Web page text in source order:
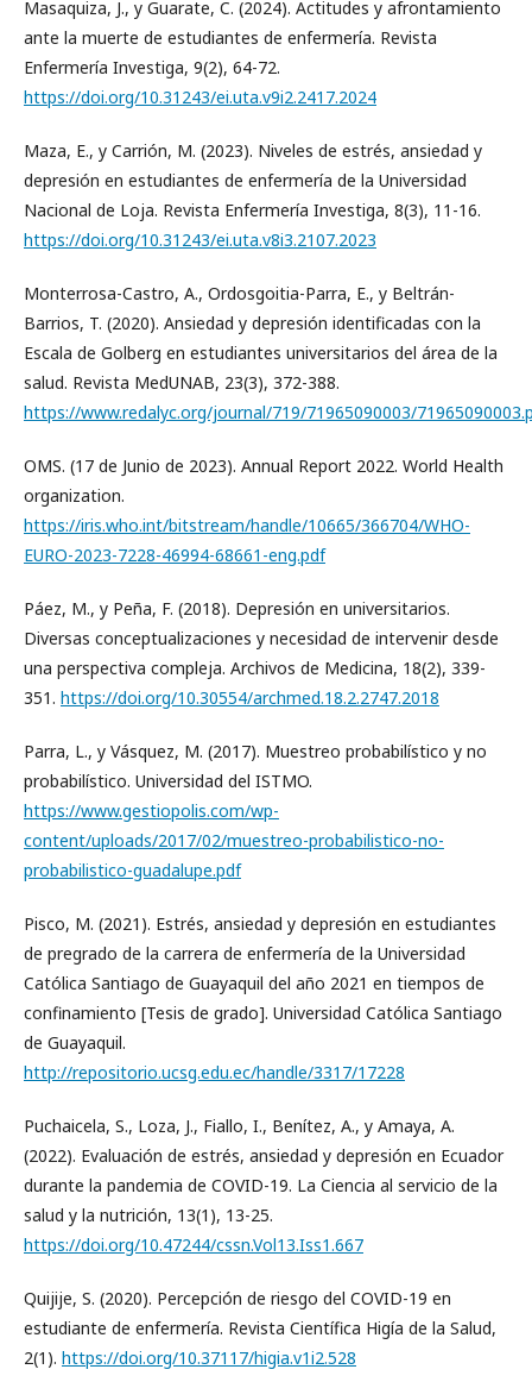
Masaquiza, J., y Guarate, C. (2024). Actitudes y afrontamiento
ante la muerte de estudiantes de enfermería. Revista
Enfermería Investiga, 9(2), 64-72.
https://doi.org/10.31243/ei.uta.v9i2.2417.2024
Maza, E., y Carrión, M. (2023). Niveles de estrés, ansiedad y
depresión en estudiantes de enfermería de la Universidad
Nacional de Loja. Revista Enfermería Investiga, 8(3), 11-16.
https://doi.org/10.31243/ei.uta.v8i3.2107.2023
Monterrosa-Castro, A., Ordosgoitia-Parra, E., y Beltrán-
Barrios, T. (2020). Ansiedad y depresión identificadas con la
Escala de Golberg en estudiantes universitarios del área de la
salud. Revista MedUNAB, 23(3), 372-388.
https://www.redalyc.org/journal/719/71965090003/
OMS. (17 de Junio de 2023). Annual Report 2022. World Health
organization.
https://iris.who.int/bitstream/handle/10665/366704/WHO-
EURO-2023-7228-46994-68661-eng.pdf
Páez, M., y Peña, F. (2018). Depresión en universitarios.
Diversas conceptualizaciones y necesidad de intervenir desde
una perspectiva compleja. Archivos de Medicina, 18(2), 339-
351. https://doi.org/10.30554/archmed.18.2.2747.2018
Parra, L., y Vásquez, M. (2017). Muestreo probabilístico y no
probabilístico. Universidad del ISTMO.
https://www.gestiopolis.com/wp-
content/uploads/2017/02/muestreo-probabilistico-no-
probabilistico-guadalupe.pdf
Pisco, M. (2021). Estrés, ansiedad y depresión en estudiantes
de pregrado de la carrera de enfermería de la Universidad
Católica Santiago de Guayaquil del año 2021 en tiempos de
confinamiento [Tesis de grado]. Universidad Católica Santiago
de Guayaquil.
http://repositorio.ucsg.edu.ec/handle/3317/17228
Puchaicela, S., Loza, J., Fiallo, I., Benítez, A., y Amaya, A.
(2022). Evaluación de estrés, ansiedad y depresión en Ecuador
durante la pandemia de COVID-19. La Ciencia al servicio de la
salud y la nutrición, 13(1), 13-25.
https://doi.org/10.47244/cssn.Vol13.Iss1.667
Quijije, S. (2020). Percepción de riesgo del COVID-19 en
estudiante de enfermería. Revista Científica Higía de la Salud,
2(1). https://doi.org/10.37117/higia.v1i2.528